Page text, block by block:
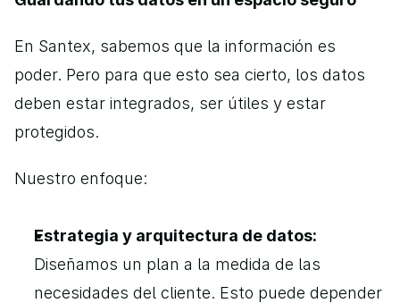
En Santex, sabemos que la información es
poder. Pero para que esto sea cierto, los datos
deben estar integrados, ser útiles y estar
protegidos.
Nuestro enfoque:
Estrategia y arquitectura de datos:
Diseñamos un plan a la medida de las
necesidades del cliente. Esto puede depender